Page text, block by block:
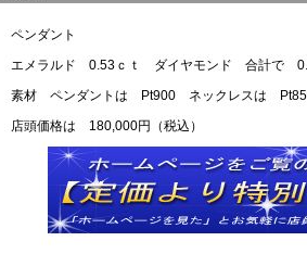
ペンダント
エメラルド 0.53ｃｔ ダイヤモンド 合計で
素材 ペンダントは Pt900 ネックレスは
店頭価格は 180,000円（税込）